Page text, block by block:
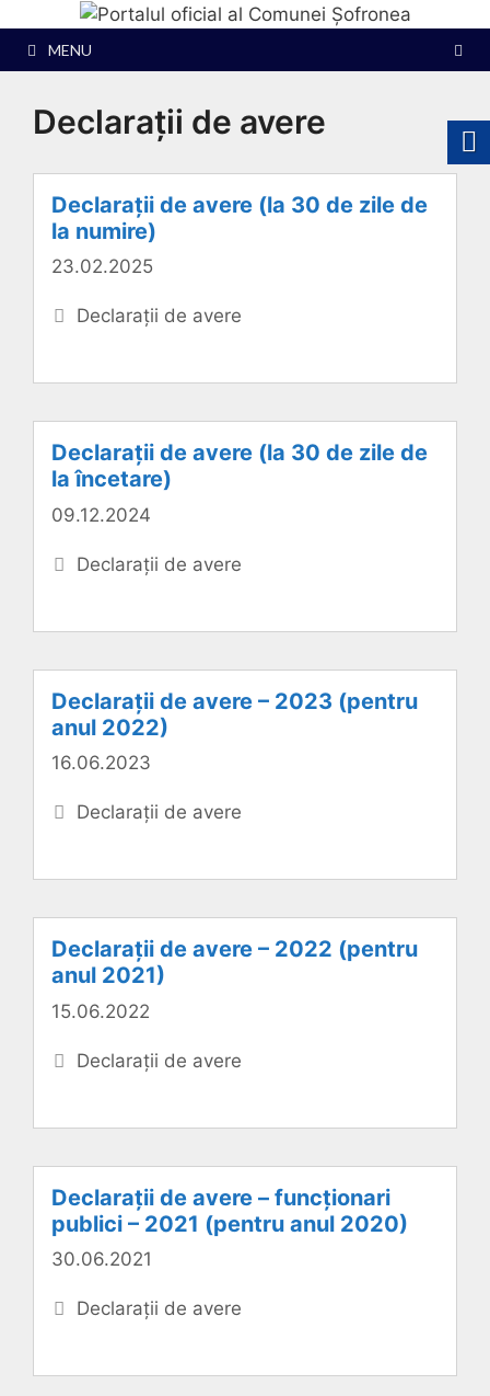
conținut
MENU
Declarații de avere
Declarații de avere (la 30 de zile de
la numire)
23.02.2025
Categorii
Declarații de avere
Declarații de avere (la 30 de zile de
la încetare)
09.12.2024
Categorii
Declarații de avere
Declarații de avere – 2023 (pentru
anul 2022)
16.06.2023
Categorii
Declarații de avere
Declarații de avere – 2022 (pentru
anul 2021)
15.06.2022
Categorii
Declarații de avere
Declarații de avere – funcționari
publici – 2021 (pentru anul 2020)
30.06.2021
Categorii
Declarații de avere